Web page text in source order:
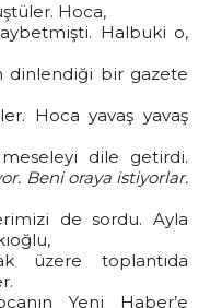
Hoca,
Halbuki o,
dinlendiği bir gazete
Hoca yavaş yavaş
meseleyi dile getirdi.
Beni oraya istiyorlar.
de sordu. Ayla
üzere toplantıda
Yeni Haber’e